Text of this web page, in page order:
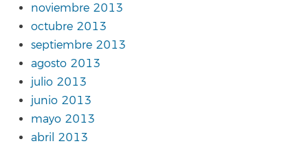
noviembre 2013
octubre 2013
septiembre 2013
agosto 2013
julio 2013
junio 2013
mayo 2013
abril 2013